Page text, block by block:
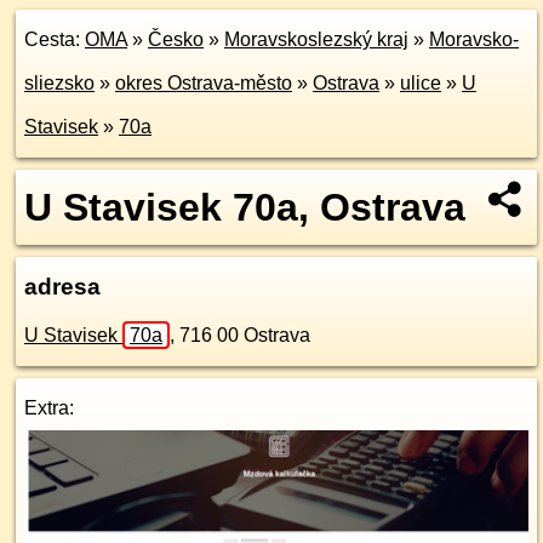
Cesta: OMA» Česko » Moravskoslezský kraj » Moravsko-
sliezsko » okres Ostrava-město » Ostrava » ulice » U
Stavisek » 70a
U Stavisek 70a, Ostrava
adresa
U Stavisek 70a , 716 00 Ostrava
Extra: